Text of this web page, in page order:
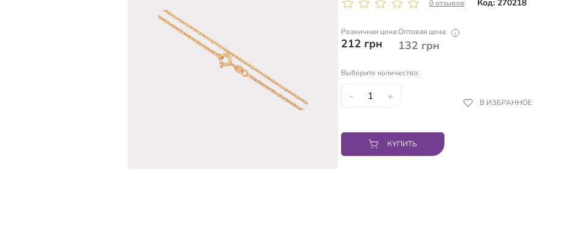
0 отзывов Код: 270218
Розничная цена:
212 грн
Оптовая цена:
132 грн
Выберите количество:
- + В ИЗБРАННОЕ
КУПИТЬ